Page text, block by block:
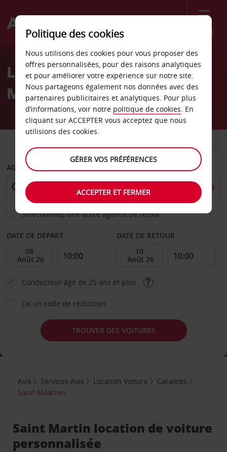
Menu
Welcome
AvisLocation de voiture Saint
Maarten
AGENCE DE DÉPART
Sélectionnez une autre agence de retour
DATE DE DÉPART DATE DE RETOUR
Conducteur âgé de 25 ans et plus
J’ai un code de réduction
TROUVER DES VOITURES
Avis Services Avis Location Voiture
Caraïbes
Saint Maarten
Saint Martin location de voiture
personnalisée
Politique des cookies
Nous utilisons des cookies pour vous proposer des
offres personnalisées, pour des raisons analytiques
et pour améliorer votre expérience sur notre site.
Nous partageons également nos données avec des
partenaires publicitaires et analytiques. Pour plus
d’informations, voir notre politique de cookies. En
cliquant sur ACCEPTER vous acceptez que nous
utilisions des cookies.
GÉRER VOS PRÉFÉRENCES
ACCEPTER ET FERMER